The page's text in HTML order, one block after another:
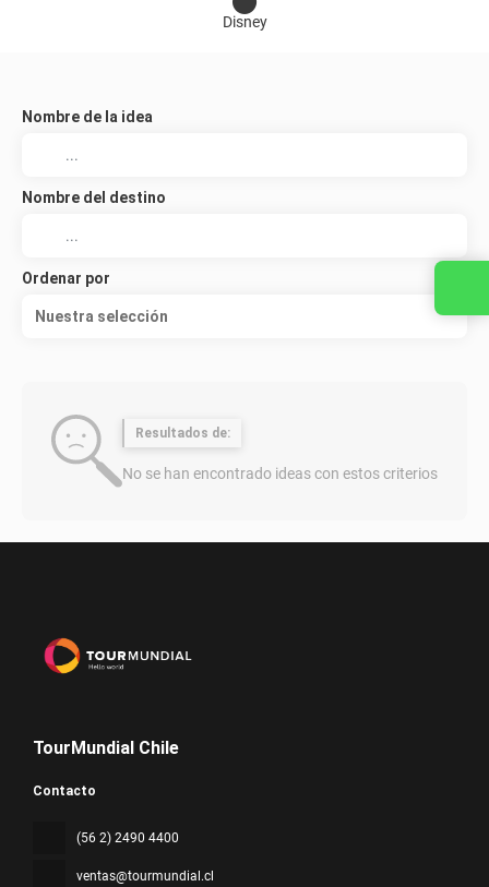
Disney
Nombre de la idea
Nombre del destino
Ordenar por
Nuestra selección
Resultados de:
No se han encontrado ideas con estos criterios
TourMundial Chile
Contacto
(56 2) 2490 4400
ventas@tourmundial.cl